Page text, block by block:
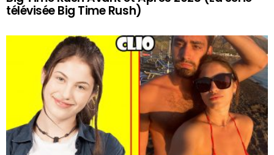
télévisée Big Time Rush)